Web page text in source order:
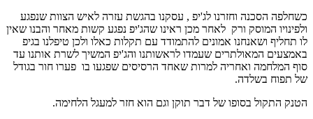
כשחלפה הסכנה וחזרנו לג'יפ , עסקנו בהגשת עזרה לאיש הצוות שנפגע
ולפינויו המוסק ורק לאחר מכן ראינו שהג'יפ נפגע קשות מאחר והבנו שאין
לו תחליף ושאנחנו אמונים להתמודד עם תקלות כאלו ולכן טיפלנו בגיפ
באמצעים המאולתרים שעמדו לראשותנו והג'יפ המשיך לשרת אותנו עד
סוף המלחמה ואחריה למרות שאחד הרסיסים שפגעו בו פערו חור בגודל
של תפוח בשלדה.
הטנק התקול בסופו של דבר תוקן וגם הוא חזר למעגל הלחימה.